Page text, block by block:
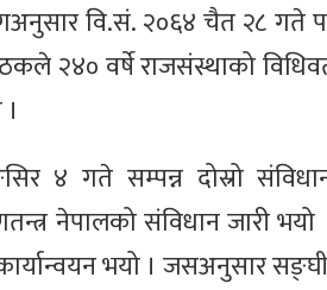
वि.सं. २०६४ चैत २८ गते
२४० वर्षे राजसंस्थाको
४ गते सम्पन्न दोस्रो
नेपालको संविधान जारी
भयो । जसअनुसार